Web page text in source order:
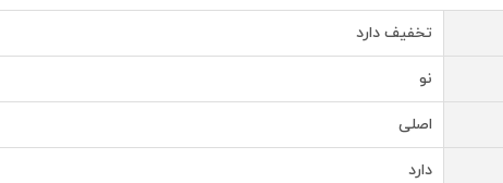
تخفیف دارد
نو
اصلی
دارد